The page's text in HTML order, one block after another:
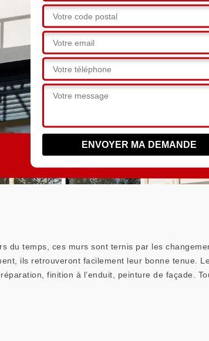
du temps, ces murs sont ternis par les
ils retrouveront facilement leur bonne tenue. Le
finition à l’enduit, peinture de façade.